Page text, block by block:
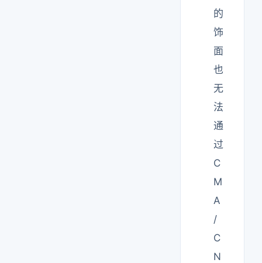
的
饰
面
也
无
法
通
过
C
M
A
/
C
N